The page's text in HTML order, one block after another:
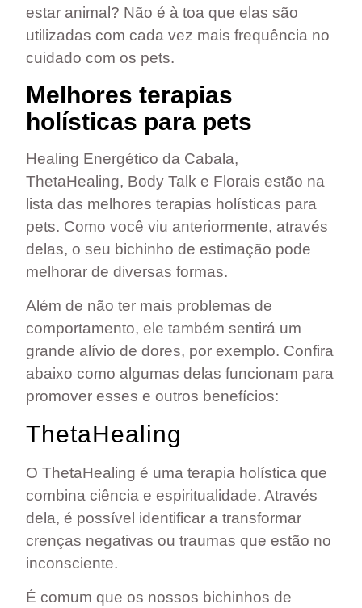
estar animal? Não é à toa que elas são
utilizadas com cada vez mais frequência no
cuidado com os pets.
Melhores terapias
holísticas para pets
Healing Energético da Cabala,
ThetaHealing, Body Talk e Florais estão na
lista das melhores terapias holísticas para
pets. Como você viu anteriormente, através
delas, o seu bichinho de estimação pode
melhorar de diversas formas.
Além de não ter mais problemas de
comportamento, ele também sentirá um
grande alívio de dores, por exemplo. Confira
abaixo como algumas delas funcionam para
promover esses e outros benefícios:
ThetaHealing
O ThetaHealing é uma terapia holística que
combina ciência e espiritualidade. Através
dela, é possível identificar a transformar
crenças negativas ou traumas que estão no
inconsciente.
É comum que os nossos bichinhos de